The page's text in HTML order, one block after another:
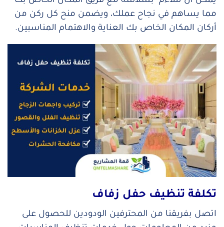
مما يساهم في نجاح عملك، ويضمن منح كل ركن من
أركان المكان الخاص بك العناية والاهتمام المناسبين.
تكلفة تنظيف حفل زفاف
اتصل بفريقنا من المحترفين الودودين للحصول على